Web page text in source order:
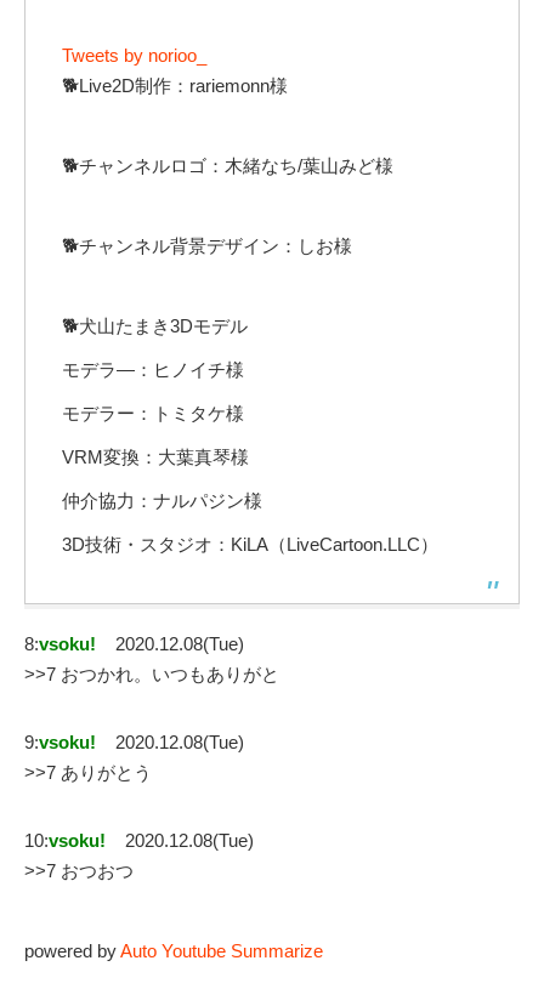
Tweets by norioo_
🐕Live2D制作：rariemonn様
🐕チャンネルロゴ：木緒なち/葉山みど様
🐕チャンネル背景デザイン：しお様
🐕犬山たまき3Dモデル
モデラ―：ヒノイチ様
モデラー：トミタケ様
VRM変換：大葉真琴様
仲介協力：ナルパジン様
3D技術・スタジオ：KiLA（LiveCartoon.LLC）
8:vsoku!
2020.12.08(Tue)
>>7 おつかれ。いつもありがと
9:vsoku!
2020.12.08(Tue)
>>7 ありがとう
10:vsoku!
2020.12.08(Tue)
>>7 おつおつ
powered byAuto Youtube Summarize